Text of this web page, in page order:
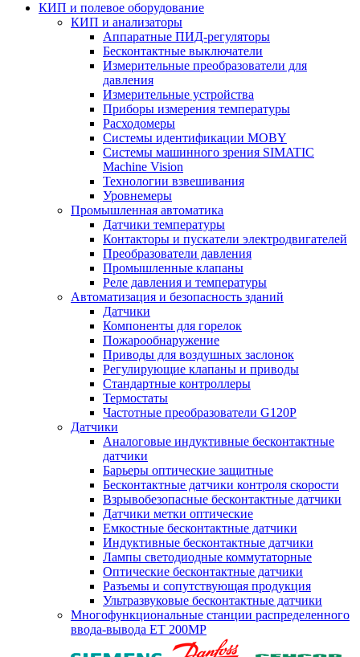
КИП и полевое оборудование
КИП и анализаторы
Аппаратные ПИД-регуляторы
Бесконтактные выключатели
Измерительные преобразователи для
давления
Измерительные устройства
Приборы измерения температуры
Расходомеры
Системы идентификации MOBY
Системы машинного зрения SIMATIC
Machine Vision
Технологии взвешивания
Уровнемеры
Промышленная автоматика
Датчики температуры
Контакторы и пускатели электродвигателей
Преобразователи давления
Промышленные клапаны
Реле давления и температуры
Автоматизация и безопасность зданий
Датчики
Компоненты для горелок
Пожарообнаружение
Приводы для воздушных заслонок
Регулирующие клапаны и приводы
Стандартные контроллеры
Термостаты
Частотные преобразователи G120P
Датчики
Аналоговые индуктивные бесконтактные
датчики
Барьеры оптические защитные
Бесконтактные датчики контроля скорости
Взрывобезопасные бесконтактные датчики
Датчики метки оптические
Емкостные бесконтактные датчики
Индуктивные бесконтактные датчики
Лампы светодиодные коммутаторные
Оптические бесконтактные датчики
Разъемы и сопутствующая продукция
Ультразвуковые бесконтактные датчики
Многофункциональные станции распределенного
ввода-вывода ET 200MP